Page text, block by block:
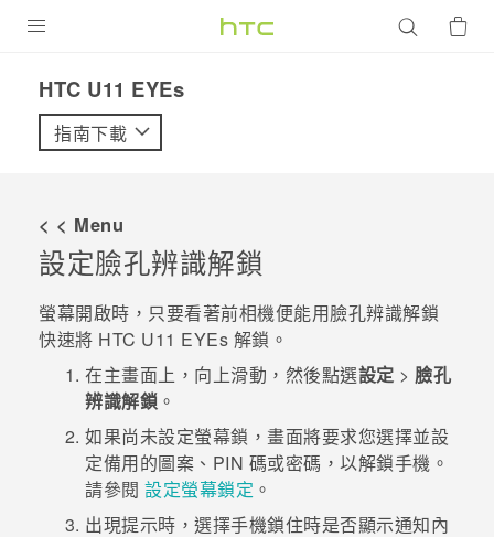
VIVE
配件
優惠專區
焦點訊息
校園專案
企業採購
銷售門市
銷售通路
支援服務
VIVELAND
HTC U11 EYEs‎
指南下載
< < Menu
設定臉孔辨識解鎖
螢幕開啟時，只要看著前相機便能用臉孔辨識解鎖
快速將 HTC U11 EYEs 解鎖。
在主畫面上，向上滑動，然後點選設定 > 臉孔
辨識解鎖 。
如果尚未設定螢幕鎖，畫面將要求您選擇並設
定備用的圖案、PIN 碼或密碼，以解鎖手機。
請參閱 設定螢幕鎖定 。
出現提示時，選擇手機鎖住時是否顯示通知內